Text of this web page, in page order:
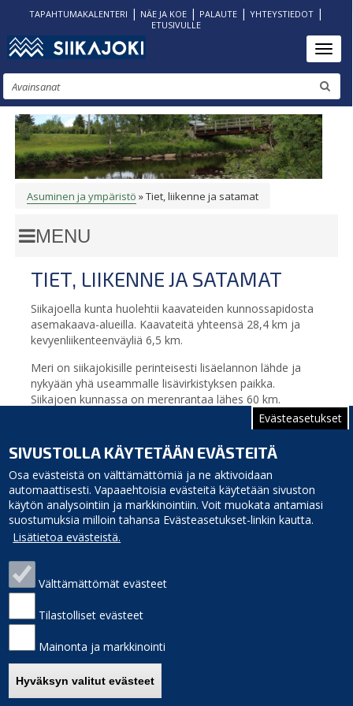
Evästeasetukset
SIVUSTOLLA KÄYTETÄÄN EVÄSTEITÄ
Osa evästeistä on välttämättömiä ja ne aktivoidaan
automaattisesti. Vapaaehtoisia evästeitä käytetään sivuston
käytön analysointiin ja markkinointiin. Voit muokata antamiasi
suostumuksia milloin tahansa Evästeasetukset-linkin kautta.
Lisätietoa evästeistä.
Välttämättömät evästeet
Tilastolliset evästeet
Mainonta ja markkinointi
Hyväksyn valitut evästeet
Hyppää
pääsisältöön
TAPAHTUMAKALENTERI | NÄE JA KOE| PALAUTE| YHTEYSTIEDOT|
ETUSIVULLE
Etsi
MURUPOLKU
Asuminen ja ympäristö Tiet, liikenne ja satamat
TIET, LIIKENNE JA SATAMAT
Siikajoella kunta huolehtii kaavateiden kunnossapidosta
asemakaava-alueilla. Kaavateitä yhteensä 28,4 km ja
kevyenliikenteenväyliä 6,5 km.
Meri on siikajokisille perinteisesti lisäelannon lähde ja
nykyään yhä useammalle lisävirkistyksen paikka.
Siikajoen kunnassa on merenrantaa lähes 60 km.
Alueella on kolme pienvenepaikkaista merisatamaa:
Siikajoen kunta
Virastotie 5A
92400 Ruukki
e-mail: kunnanvirasto(at)siikajoki.fi